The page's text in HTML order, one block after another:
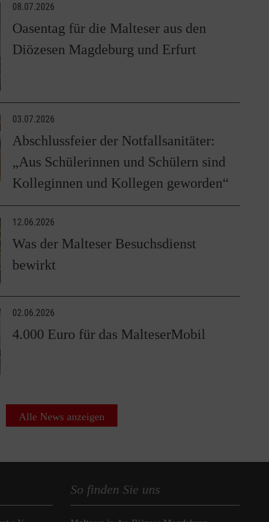
08.07.2026
Oasentag für die Malteser aus den
Diözesen Magdeburg und Erfurt
03.07.2026
Abschlussfeier der Notfallsanitäter:
„Aus Schülerinnen und Schülern sind
Kolleginnen und Kollegen geworden“
12.06.2026
Was der Malteser Besuchsdienst
bewirkt
02.06.2026
4.000 Euro für das MalteserMobil
Alle News anzeigen
So finden Sie uns